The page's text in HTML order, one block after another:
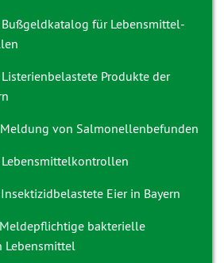
Bußgeldkatalog für Lebensmittel-
Listerienbelastete Produkte der
Meldung von Salmonellenbefunden
Lebensmittelkontrollen
Insektizidbelastete Eier in Bayern
Meldepflichtige bakterielle
Lebensmittel